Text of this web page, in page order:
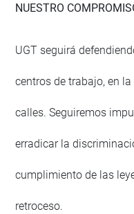
NUESTRO
UGT seguirá
centros de trabajo, en
calles. Seguiremos
erradicar la
cumplimiento de las
retroceso.